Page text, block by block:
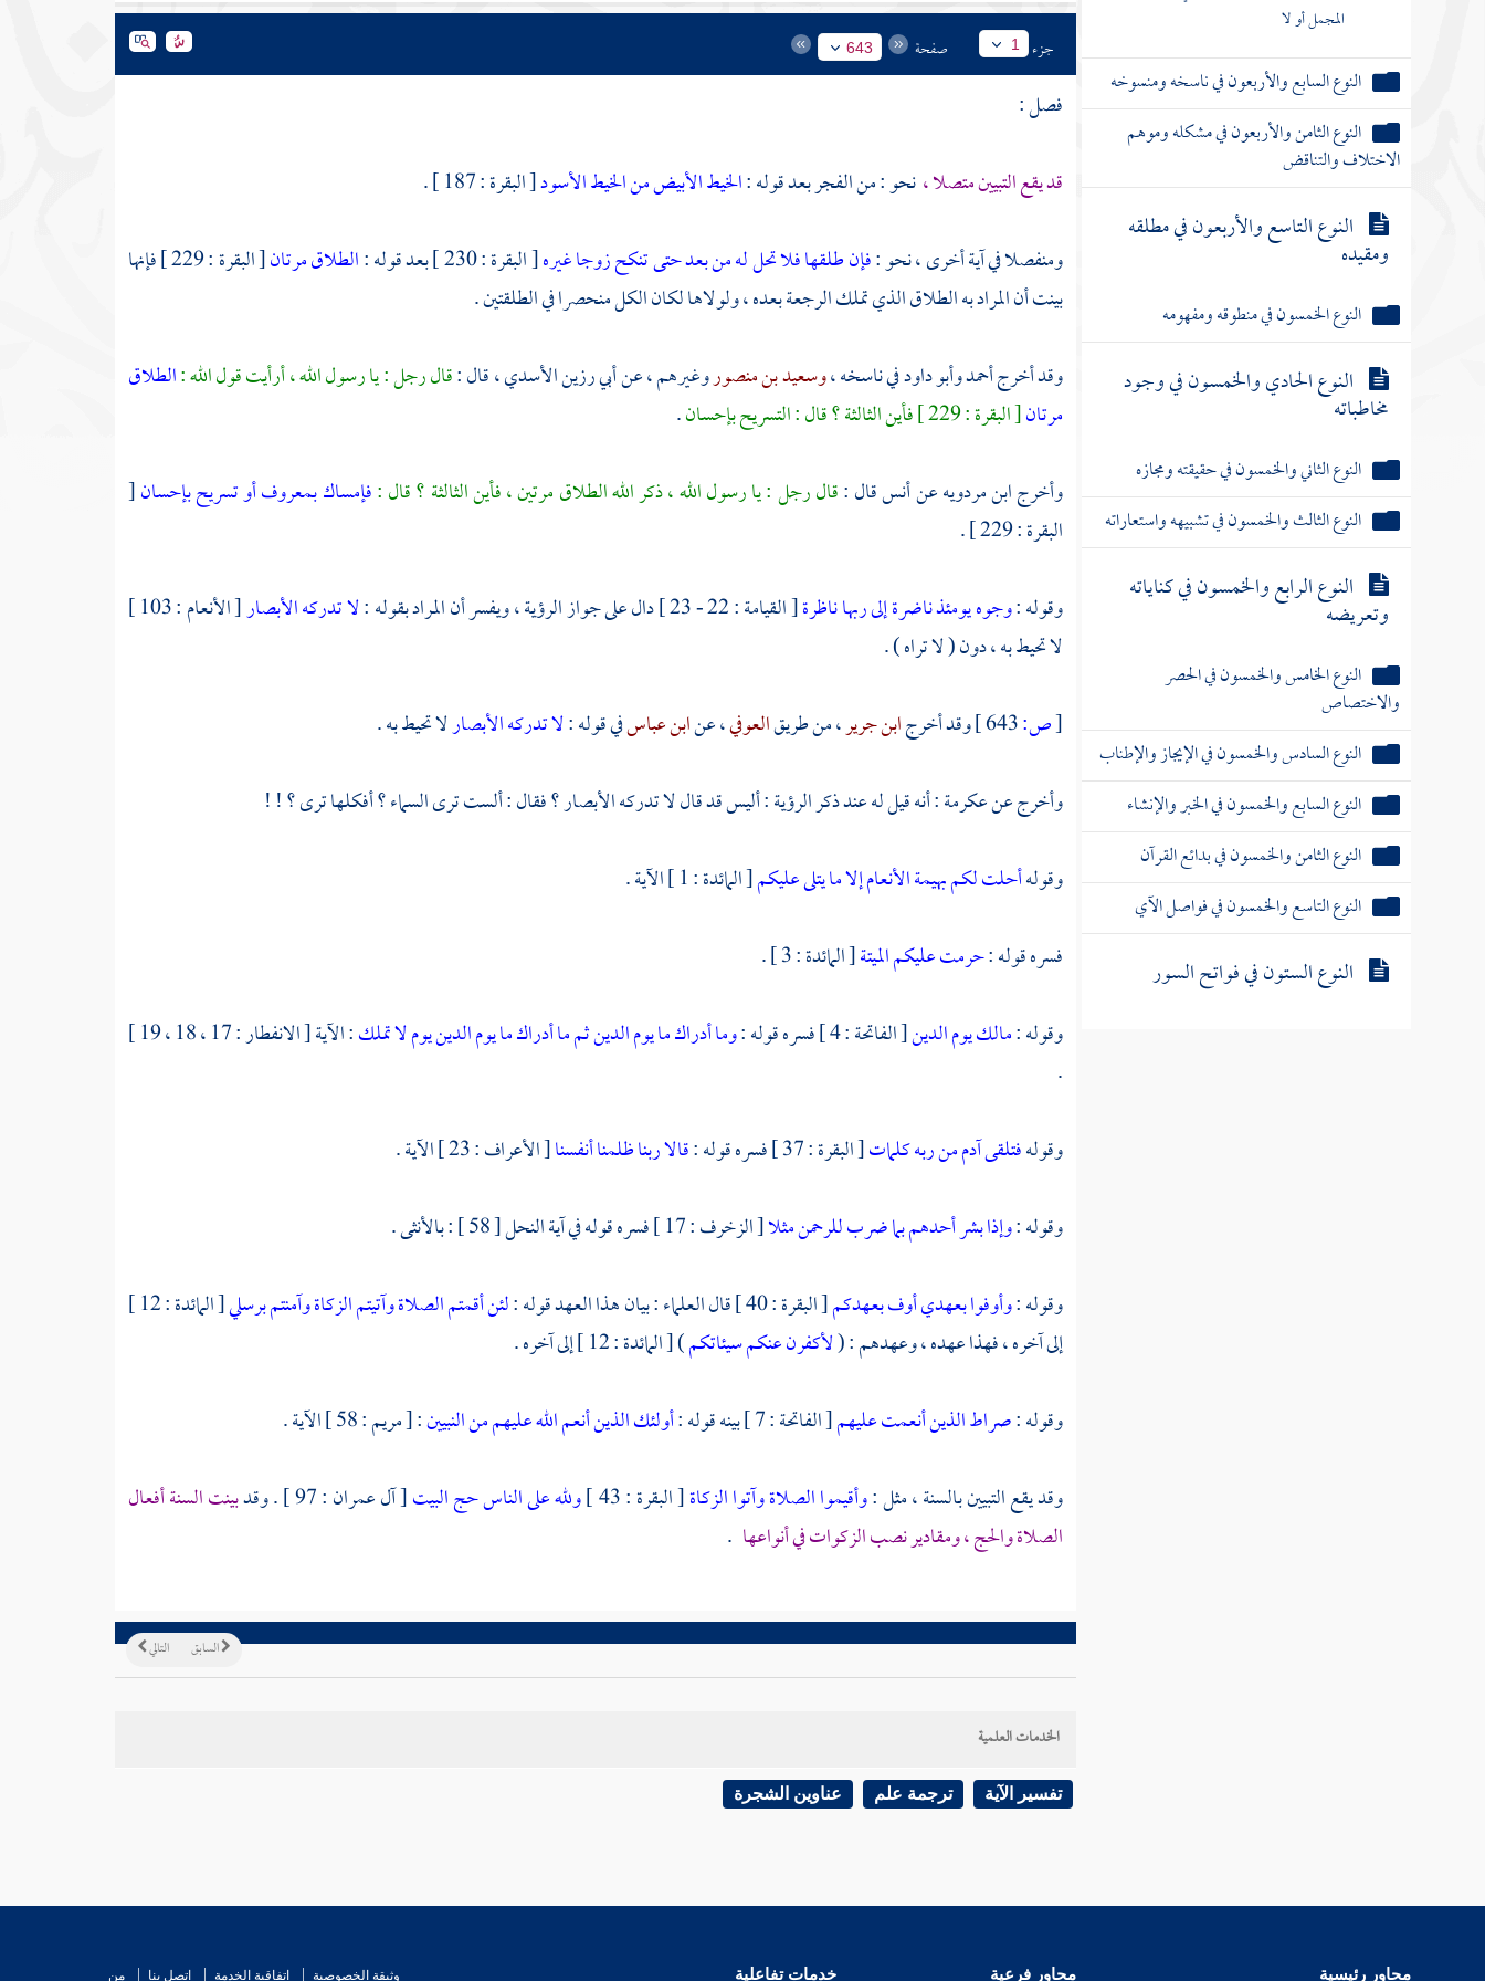
المجمل أو لا
النوع السابع والأربعون في ناسخه ومنسوخه
النوع الثامن والأربعون في مشكله وموهم
الاختلاف والتناقض
النوع التاسع والأربعون في مطلقه
ومقيده
النوع الخمسون في منطوقه ومفهومه
النوع الحادي والخمسون في وجود
مخاطباته
النوع الثاني والخمسون في حقيقته ومجازه
النوع الثالث والخمسون في تشبيهه واستعاراته
النوع الرابع والخمسون في كناياته
وتعريضه
النوع الخامس والخمسون في الحصر
والاختصاص
النوع السادس والخمسون في الإيجاز والإطناب
النوع السابع والخمسون في الخبر والإنشاء
النوع الثامن والخمسون في بدائع القرآن
النوع التاسع والخمسون في فواصل الآي
النوع الستون في فواتح السور
نزل فيهم القرآن
النوع الثاني والسبعون في فضائل القرآن
جزء 1 صفحة 643
فصل :
قد يقع التبيين متصلا ،نحو : من الفجر بعد قوله :الخيط الأبيض من الخيط الأسود[ البقرة : 187 ] .
ومنفصلا في آية أخرى ، نحو :فإن طلقها فلا تحل له من بعد حتى تنكح زوجا غيره[ البقرة : 230 ] بعد قوله : الطلاق مرتان
[ البقرة : 229 ] فإنها
بينت أن المراد به الطلاق الذي تملك الرجعة بعده ، ولولاها لكان الكل منحصرا في الطلقتين .
وقد أخرجأحمدوأبو داودفي ناسخه ،وسعيد بن منصوروغيرهم ، عنأبي رزين الأسدي، قال :قال رجل : يا رسول الله ، أرأيت قول الله :الطلاق
مرتان[ البقرة : 229 ] فأين الثالثة ؟ قال : التسريح بإحسان
.
وأخرجابن مردويهعنأنسقال :قال رجل : يا رسول الله ، ذكر الله الطلاق مرتين ، فأين الثالثة ؟ قال :فإمساك بمعروف أو تسريح بإحسان[
البقرة : 229 ] .
وقوله :وجوه يومئذ ناضرةإلى ربها ناظرة[ القيامة : 22 - 23 ] دال على جواز الرؤية ، ويفسر أن المراد بقوله : لا تدركه الأبصار
[ الأنعام : 103 ]
لا تحيط به ، دون ( لا تراه ) .
[ص: وقد أخرجابن جرير، من طريقالعوفي، عنابن عباسفي قوله :لا تدركه الأبصارلا تحيط به .
وأخرج عنعكرمة: أنه قيل له عند ذكر الرؤية : أليس قد قال لا تدركه الأبصار ؟ فقال : ألست ترى السماء ؟ أفكلها ترى ؟ ! !
وقولهأحلت لكم بهيمة الأنعام إلا ما يتلى عليكم[ المائدة : 1 ] الآية .
فسره قوله :حرمت عليكم الميتة[ المائدة : 3 ] .
وقوله :مالك يوم الدين[ الفاتحة : 4 ] فسره قوله : وما أدراك ما يوم الدينثم ما أدراك ما يوم الدينيوم لا تملك
: الآية [ الانفطار : 17 ، 18 ، 19 ]
.
وقولهفتلقى آدم من ربه كلمات[ البقرة : 37 ] فسره قوله : قالا ربنا ظلمنا أنفسنا[ الأعراف : 23 ] الآية .
وقوله :وإذا بشر أحدهم بما ضرب للرحمن مثلا[ الزخرف : 17 ] فسره قوله في آية النحل [ 58 ] : بالأنثى .
وقوله :وأوفوا بعهدي أوف بعهدكم[ البقرة : 40 ] قال العلماء : بيان هذا العهد قوله : لئن أقمتم الصلاة وآتيتم الزكاة وآمنتم برسلي
[ المائدة : 12 ]
إلى آخره ، فهذا عهده ، وعهدهم : (لأكفرن عنكم سيئاتكم) [ المائدة : 12 ] إلى آخره .
وقوله :صراط الذين أنعمت عليهم[ الفاتحة : 7 ] بينه قوله : أولئك الذين أنعم الله عليهم من النبيين: [ مريم : 58 ] الآية .
وقد يقع التبيين بالسنة ، مثل :وأقيموا الصلاة وآتوا الزكاة[ البقرة : 43 ] ولله على الناس حج البيت[ آل عمران : 97 ] . وقد
بينت السنة أفعال
الصلاة والحج ، ومقادير نصب الزكوات في أنواعها .
التالي السابق
الخدمات العلمية
تفسير الآية ترجمة علم عناوين الشجرة
محاور رئيسية محاور فرعية خدمات تفاعلية وثيقة الخصوصية اتفاقية الخدمة اتصل بنا من